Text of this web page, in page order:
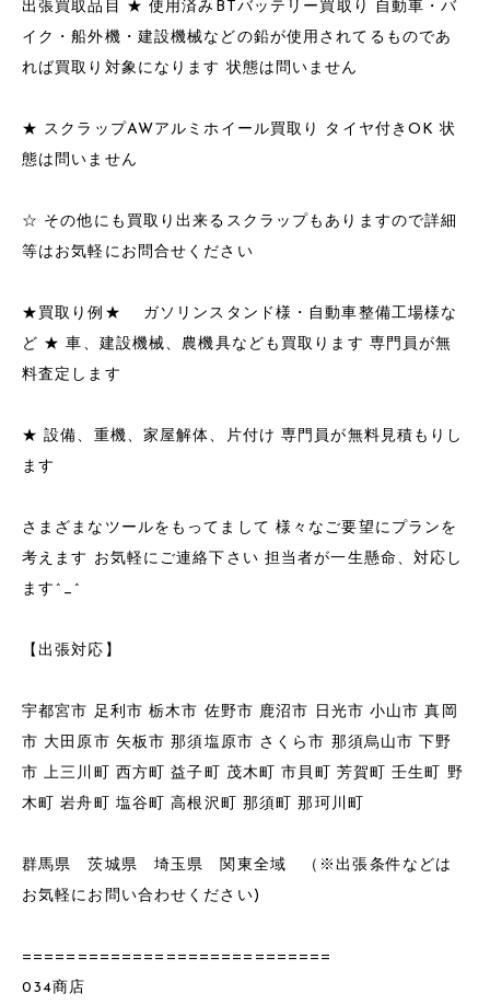
出張買取品目 ★ 使用済みBTバッテリー買取り 自動車・バ
イク・船外機・建設機械などの鉛が使用されてるものであ
れば買取り対象になります 状態は問いません
★ スクラップAWアルミホイール買取り タイヤ付きOK 状
態は問いません
☆ その他にも買取り出来るスクラップもありますので詳細
等はお気軽にお問合せください
★買取り例★ ガソリンスタンド様・自動車整備工場様な
ど ★ 車、建設機械、農機具なども買取ります 専門員が無
料査定します
★ 設備、重機、家屋解体、片付け 専門員が無料見積もりし
ます
さまざまなツールをもってまして 様々なご要望にプランを
考えます お気軽にご連絡下さい 担当者が一生懸命、対応し
ます^_^
【出張対応】
宇都宮市 足利市 栃木市 佐野市 鹿沼市 日光市 小山市 真岡
市 大田原市 矢板市 那須塩原市 さくら市 那須烏山市 下野
市 上三川町 西方町 益子町 茂木町 市貝町 芳賀町 壬生町 野
木町 岩舟町 塩谷町 高根沢町 那須町 那珂川町
群馬県 茨城県 埼玉県 関東全域 （※出張条件などは
お気軽にお問い合わせください)
============================
034商店